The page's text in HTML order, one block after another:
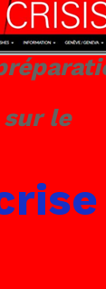
le